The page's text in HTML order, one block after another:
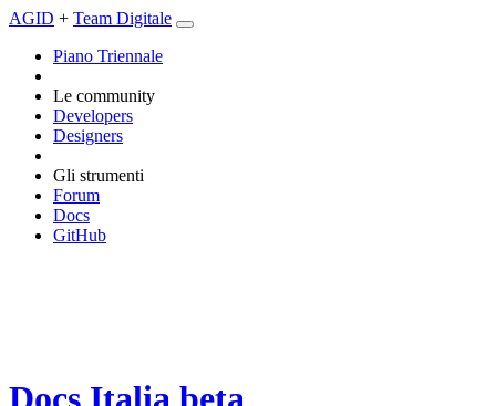
AGID + Team Digitale
Piano Triennale
Le community
Developers
Designers
Gli strumenti
Forum
Docs
GitHub
Docs Italia beta